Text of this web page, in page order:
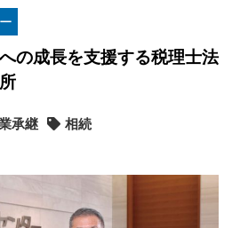
の成長を支援する税理士法
承継
相続